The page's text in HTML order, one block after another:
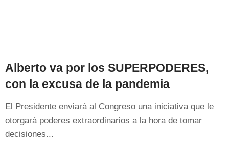
Alberto va por los SUPERPODERES,
con la excusa de la pandemia
El Presidente enviará al Congreso una iniciativa que le
otorgará poderes extraordinarios a la hora de tomar
decisiones...